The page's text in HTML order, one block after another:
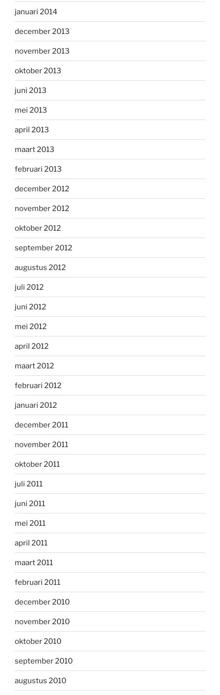
januari 2014
december 2013
november 2013
oktober 2013
juni 2013
mei 2013
april 2013
maart 2013
februari 2013
december 2012
november 2012
oktober 2012
september 2012
augustus 2012
juli 2012
juni 2012
mei 2012
april 2012
maart 2012
februari 2012
januari 2012
december 2011
november 2011
oktober 2011
juli 2011
juni 2011
mei 2011
april 2011
maart 2011
februari 2011
december 2010
november 2010
oktober 2010
september 2010
augustus 2010